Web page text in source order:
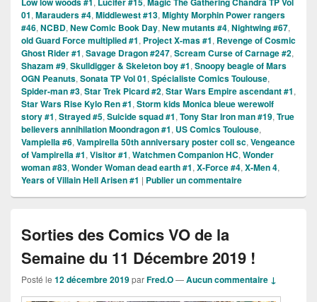
01, Marauders #4, Middlewest #13, Mighty Morphin Power rangers
#46, NCBD, New Comic Book Day, New mutants #4, Nightwing #67,
old Guard Force multiplied #1, Project X-mas #1, Revenge of Cosmic
Ghost Rider #1, Savage Dragon #247, Scream Curse of Carnage #2,
Shazam #9, Skulldigger & Skeleton boy #1, Snoopy beagle of Mars
OGN Peanuts, Sonata TP Vol 01, Spécialiste Comics Toulouse,
Spider-man #3, Star Trek Picard #2, Star Wars Empire ascendant #1,
Star Wars Rise Kylo Ren #1, Storm kids Monica bleue werewolf
story #1, Strayed #5, Suicide squad #1, Tony Star Iron man #19, True
believers annihilation Moondragon #1, US Comics Toulouse,
Vampiella #6, Vampirella 50th anniversary poster coll sc, Vengeance
of Vampirella #1, Visitor #1, Watchmen Companion HC, Wonder
woman #83, Wonder Woman dead earth #1, X-Force #4, X-Men 4,
Years of Villain Hell Arisen #1 | Publier un commentaire
Sorties des Comics VO de la
Semaine du 11 Décembre 2019 !
Posté le 12 décembre 2019parFred.O—Aucun commentaire ↓